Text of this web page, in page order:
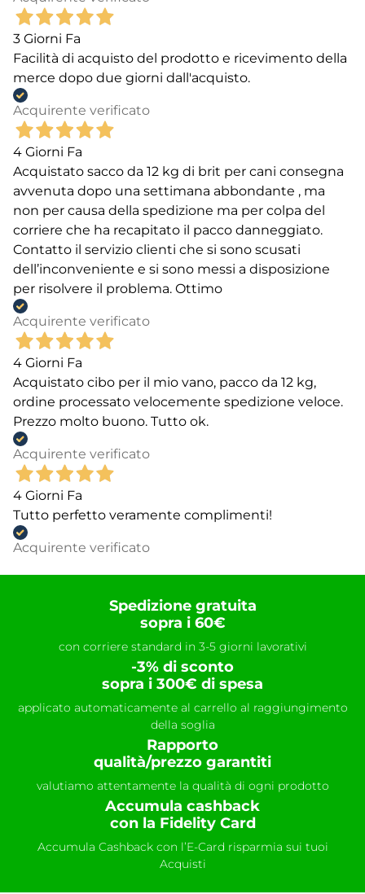
3 Giorni Fa
Facilità di acquisto del prodotto e ricevimento della
merce dopo due giorni dall'acquisto.
Acquirente verificato
4 Giorni Fa
Acquistato sacco da 12 kg di brit per cani consegna
avvenuta dopo una settimana abbondante , ma
non per causa della spedizione ma per colpa del
corriere che ha recapitato il pacco danneggiato.
Contatto il servizio clienti che si sono scusati
dell’inconveniente e si sono messi a disposizione
per risolvere il problema. Ottimo
Acquirente verificato
4 Giorni Fa
Acquistato cibo per il mio vano, pacco da 12 kg,
ordine processato velocemente spedizione veloce.
Prezzo molto buono. Tutto ok.
Acquirente verificato
4 Giorni Fa
Tutto perfetto veramente complimenti!
Acquirente verificato
Spedizione gratuita
sopra i 60€
con corriere standard in 3-5 giorni lavorativi
-3% di sconto
sopra i 300€ di spesa
applicato automaticamente al carrello al raggiungimento
della soglia
Rapporto
qualità/prezzo garantiti
valutiamo attentamente la qualità di ogni prodotto
Accumula cashback
con la Fidelity Card
Accumula Cashback con l’E-Card risparmia sui tuoi
Acquisti